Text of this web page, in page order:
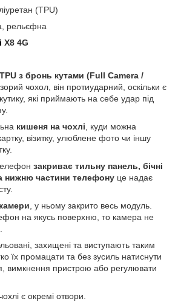
(TPU)
рельєфна
X8 4G
TPU з бронь кутами (Full Camera /
чохол, він протиударний, оскільки є
які приймають на себе удар під
кишеня на чохлі, куди можна
візитку, улюблене фото чи іншу
закриває тильну панель, бічні
нижню частини телефону це надає
, у ньому закрито весь модуль.
на якусь поверхню, то камера не
захищені та виступають таким
їх промацати та без зусиль натиснути
вимкнення пристрою або регулювати
є окремі отвори.